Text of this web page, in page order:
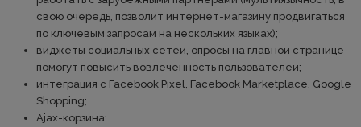
свою очередь, позволит интернет-магазину продвигаться
по ключевым запросам на нескольких языках);
виджеты социальных сетей, опросы на главной странице
помогут повысить вовлеченность пользователей;
интеграция с Facebook Pixel, Facebook Marketplace, Google
Shopping;
Ajax-корзина;